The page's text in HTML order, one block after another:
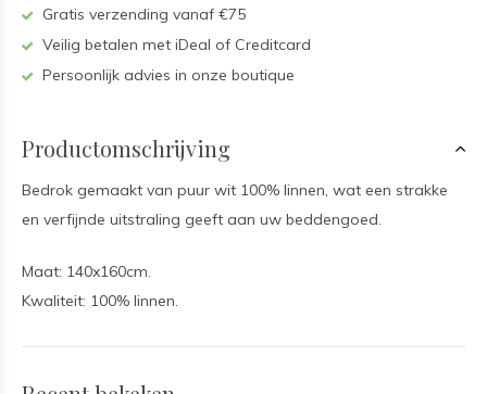
Gratis verzending vanaf €75
Veilig betalen met iDeal of Creditcard
Persoonlijk advies in onze boutique
Productomschrijving
Bedrok gemaakt van puur wit 100% linnen, wat een strakke
en verfijnde uitstraling geeft aan uw beddengoed.
Maat: 140x160cm.
Kwaliteit: 100% linnen.